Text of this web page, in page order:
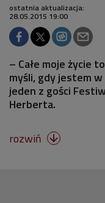
ostatnia aktualizacja:
28.05.2015 19:00
– Całe moje życie
myśli, gdy jestem w
jeden z gości
Herberta.
rozwiń 